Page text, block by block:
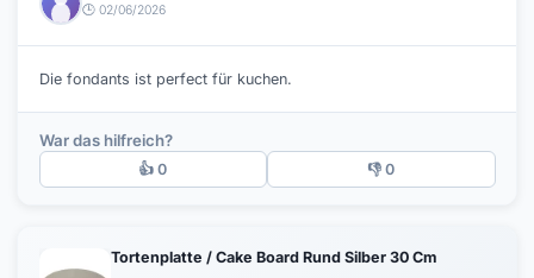
🕒 02/06/2026
Die fondants ist perfect für kuchen.
War das hilfreich?
👍 0 👎 0
Tortenplatte / Cake Board Rund Silber 30 Cm